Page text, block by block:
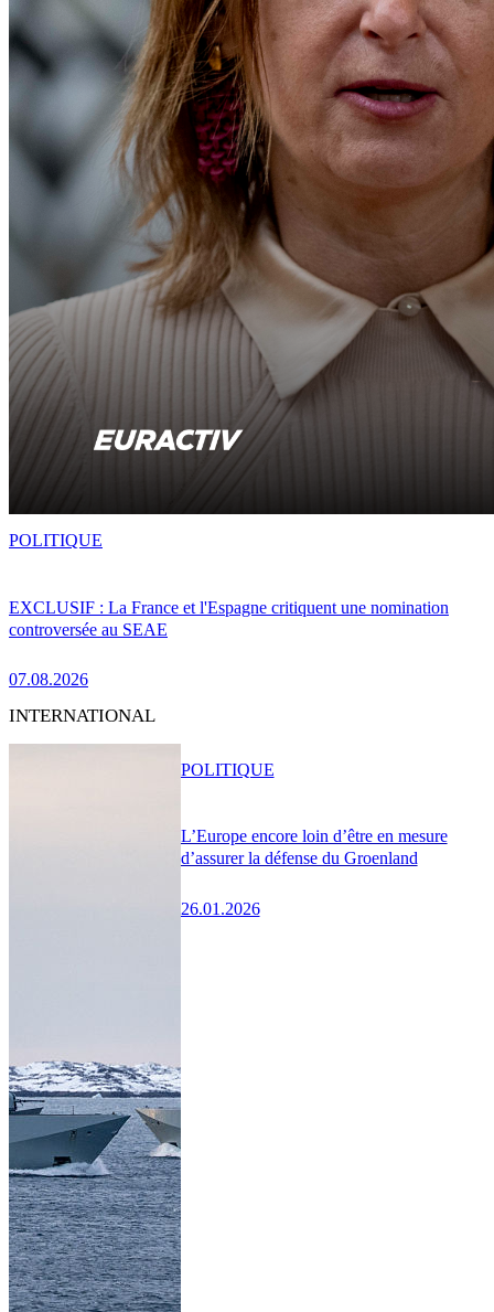
EXCLUSIF : La France et l'Espagne critiquent une nomination
controversée au SEAE
07.08.2026
POLITIQUE
INTERNATIONAL
L’Europe encore loin d’être en mesure
d’assurer la défense du Groenland
26.01.2026
POLITIQUE